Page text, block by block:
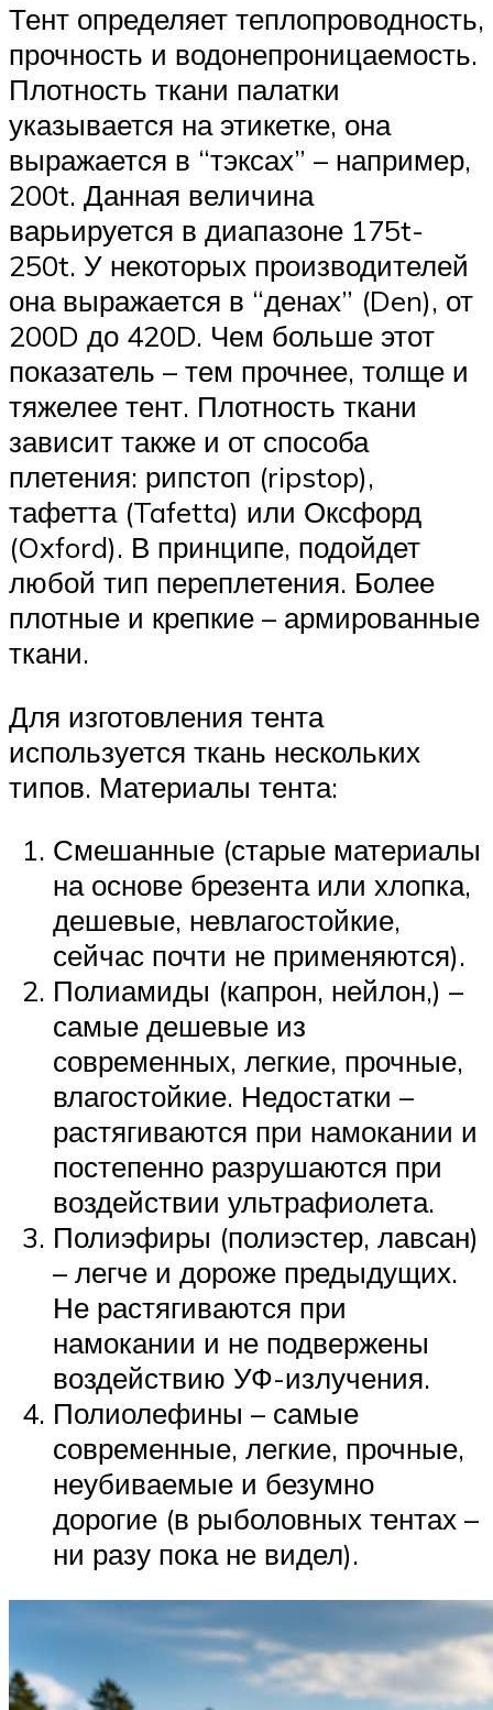
Тент определяет теплопроводность,
прочность и водонепроницаемость.
Плотность ткани палатки
указывается на этикетке, она
выражается в “тэксах” – например,
200t. Данная величина
варьируется в диапазоне 175t-
250t. У некоторых производителей
она выражается в “денах” (Den), от
200D до 420D. Чем больше этот
показатель – тем прочнее, толще и
тяжелее тент. Плотность ткани
зависит также и от способа
плетения: рипстоп (ripstop),
тафетта (Tafetta) или Оксфорд
(Oxford). В принципе, подойдет
любой тип переплетения. Более
плотные и крепкие – армированные
ткани.
Для изготовления тента
используется ткань нескольких
типов. Материалы тента:
Смешанные (старые материалы
на основе брезента или хлопка,
дешевые, невлагостойкие,
сейчас почти не применяются).
Полиамиды (капрон, нейлон,) –
самые дешевые из
современных, легкие, прочные,
влагостойкие. Недостатки –
растягиваются при намокании и
постепенно разрушаются при
воздействии ультрафиолета.
Полиэфиры (полиэстер, лавсан)
– легче и дороже предыдущих.
Не растягиваются при
намокании и не подвержены
воздействию УФ-излучения.
Полиолефины – самые
современные, легкие, прочные,
неубиваемые и безумно
дорогие (в рыболовных тентах –
ни разу пока не видел).